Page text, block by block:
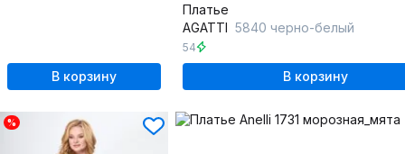
В корзину
Платье
AGATTI 5840 черно-белый
54
В корзину
%